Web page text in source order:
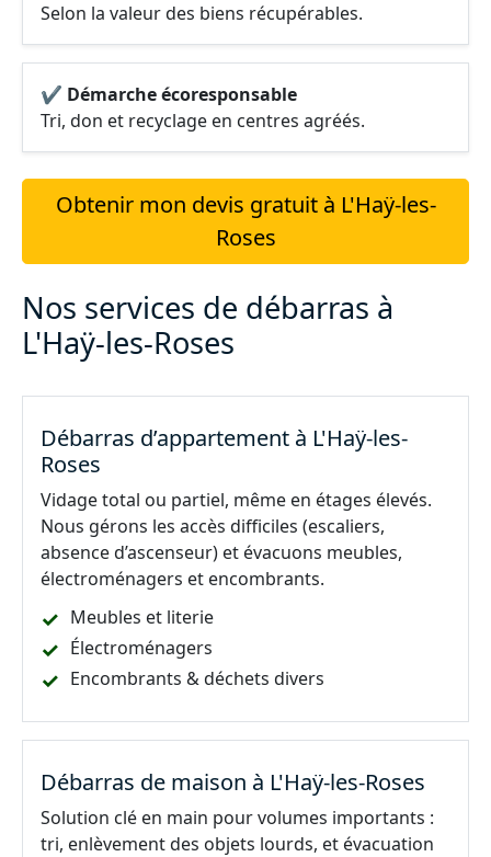
Selon la valeur des biens récupérables.
✔ Démarche écoresponsable
Tri, don et recyclage en centres agréés.
Obtenir mon devis gratuit à L'Haÿ-les-
Roses
Nos services de débarras à
L'Haÿ-les-Roses
Débarras d’appartement à L'Haÿ-les-
Roses
Vidage total ou partiel, même en étages élevés.
Nous gérons les accès difficiles (escaliers,
absence d’ascenseur) et évacuons meubles,
électroménagers et encombrants.
Meubles et literie
Électroménagers
Encombrants & déchets divers
Débarras de maison à L'Haÿ-les-Roses
Solution clé en main pour volumes importants :
tri, enlèvement des objets lourds, et évacuation